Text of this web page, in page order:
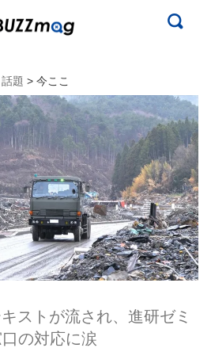
話題 > 今ここ
ストが流され、進研ゼミ
の対応に涙